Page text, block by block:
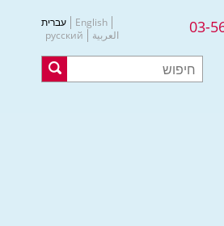
03- עברית
English
русский
العربية